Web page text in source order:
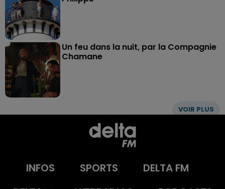
VOIR PLUS
Un feu dans la nuit, par la Compagnie
Chamane
INFOS SPORTS
DELTA FM